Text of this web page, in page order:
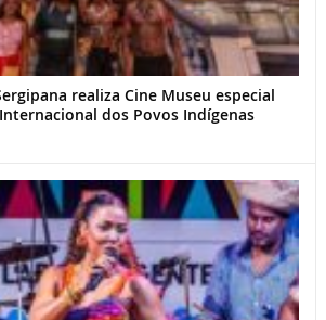
realiza Cine Museu especial
dos Povos Indígenas